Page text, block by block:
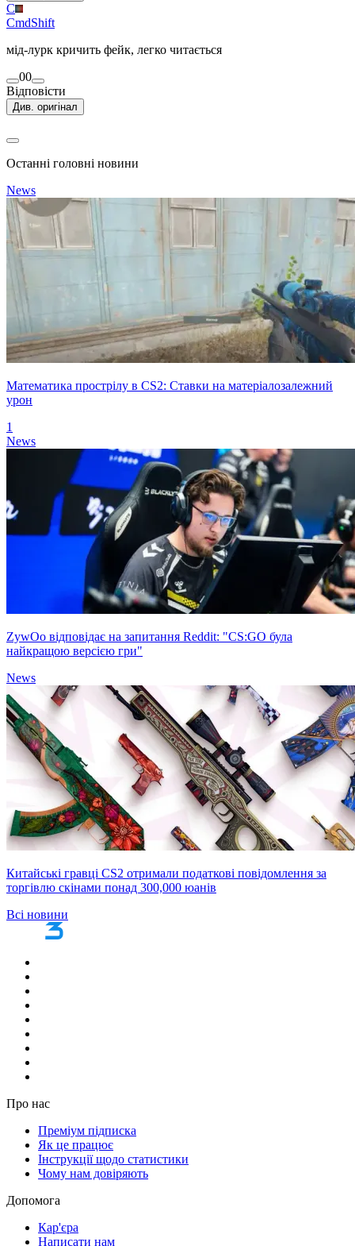
C
CmdShift
мід-лурк кричить фейк, легко читається
00
Відповісти
Див. оригінал
Останні головні новини
News
Математика прострілу в CS2: Ставки на матеріалозалежний
урон
1
News
ZywOo відповідає на запитання Reddit: "CS:GO була
найкращою версією гри"
News
Китайські гравці CS2 отримали податкові повідомлення за
торгівлю скінами понад 300,000 юанів
Всі новини
Про нас
Преміум підписка
Як це працює
Інструкції щодо статистики
Чому нам довіряють
Допомога
Кар'єра
Написати нам